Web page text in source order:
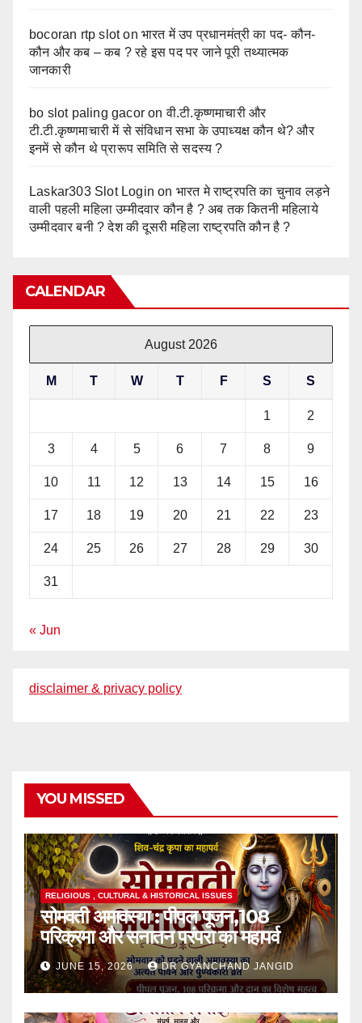
bocoran rtp slotonभारत में उप प्रधानमंत्री का पद- कौन-
कौन और कब – कब ? रहे इस पद पर जाने पूरी तथ्यात्मक
जानकारी
bo slot paling gacor onवी.टी.कृष्णमाचारी और
टी.टी.कृष्णमाचारी में से संविधान सभा के उपाध्यक्ष कौन थे? और
इनमें से कौन थे प्रारूप समिति से सदस्य ?
Laskar303 Slot Login on भारत मे राष्ट्रपति का चुनाव लड़ने
वाली पहली महिला उम्मीदवार कौन है ? अब तक कितनी महिलाये
उम्मीदवार बनी ? देश की दूसरी महिला राष्ट्रपति कौन है ?
CALENDAR
August 2026
M T W T F S S
1 2
3 4 5 6 7 8 9
10 11 12 13 14 15 16
17 18 19 20 21 22 23
24 25 26 27 28 29 30
31
« Jun
disclaimer & privacy policy
YOU MISSED
RELIGIOUS , CULTURAL & HISTORICAL ISSUES
सोमवती अमावस्या : पीपल पूजन,108
परिक्रमा और सनातन परंपरा का महापर्व
JUNE 15, 2026 DR GYANCHAND JANGID